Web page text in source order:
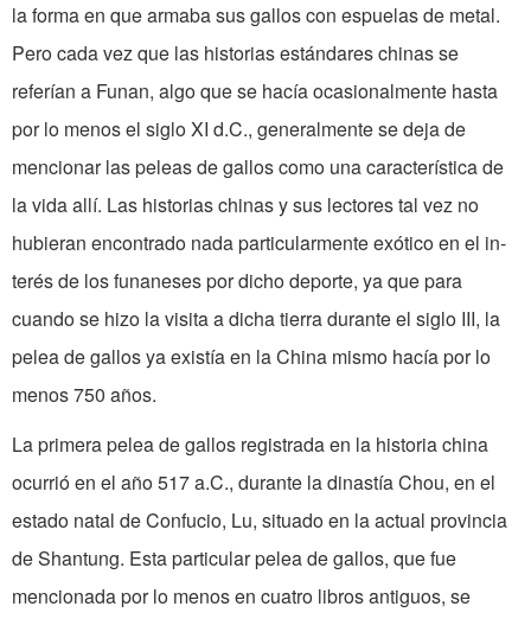
la forma en que armaba sus gallos con es­puelas de metal.
Pero cada vez que las historias estándares chinas se
referían a Funan, algo que se hacía ocasionalmente hasta
por lo menos el siglo XI d.C., gene­ralmente se deja de
mencionar las peleas de gallos como una característica de
la vida allí. Las historias chinas y sus lec­tores tal vez no
hubieran encontrado nada particularmente exótico en el in­
terés de los funaneses por dicho deporte, ya que para
cuando se hizo la visita a dicha tierra durante el siglo III, la
pelea de gallos ya existía en la China mismo hacía por lo
menos 750 años.
La primera pelea de gallos registrada en la historia china
ocurrió en el año 517 a.C., durante la dinastía Chou, en el
estado natal de Confucio, Lu, situado en la actual provincia
de Shantung. Esta par­ticular pelea de gallos, que fue
mencio­nada por lo menos en cuatro libros anti­guos, se